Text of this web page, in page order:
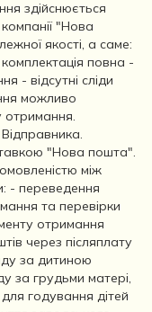
здійснюється
"Нова
якості, а саме:
повна -
- відсутні сліди
можливо
отримання.
"Нова пошта".
між
- переведення
та перевірки
отримання
через післяплату
за дитиною
за грудьми матері,
годування дітей